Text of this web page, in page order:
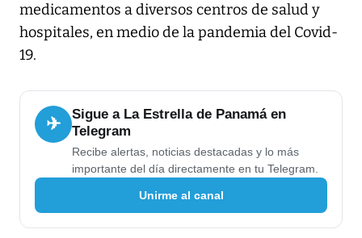
medicamentos a diversos centros de salud y
hospitales, en medio de la pandemia del Covid-
19.
✈
Sigue a La Estrella de Panamá en
Telegram
Recibe alertas, noticias destacadas y lo más
importante del día directamente en tu Telegram.
Unirme al canal